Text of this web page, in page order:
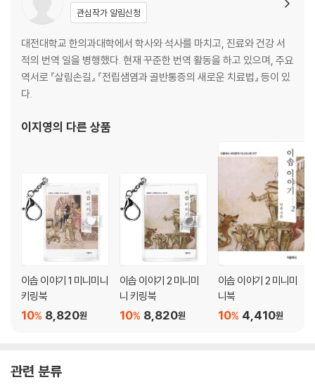
136. 대장장이와 그의 개 / 137. 어부와 작은 물고기 / 138. 싸움닭 두 마리
139. 벌과 제우스 / 140. 장님과 새끼 늑대 / 141. 개와 요리사 / 142. 목욕
하던 소년 /
143. 농부와 사과나무 / 144. 농부와 여우 / 145. 새장 속의 새와 박쥐 / 1
46. 당나귀와 그 주인들 /
팅게일과 제비
작품 해설 - 위대한 노예, 이솝이 전하는 교훈과 감동 이야기
작가 연보
관심작가 알림신청
대전대학교 한의과대학에서 학사와 석사를 마치고, 진료와 건강 서
적의 번역 일을 병행했다. 현재 꾸준한 번역 활동을 하고 있으며, 주요
역서로 『살림손길』 『전립샘염과 골반통증의 새로운 치료법』 등이 있
다.
이지영의 다른 상품
이솝 이야기 1 미니미니
키링북
8,820원
10%
이솝 이야기 2 미니미
니 키링북
8,820원
10%
이솝 이야기 2 미니미
니북
4,410원
10%
관련 분류